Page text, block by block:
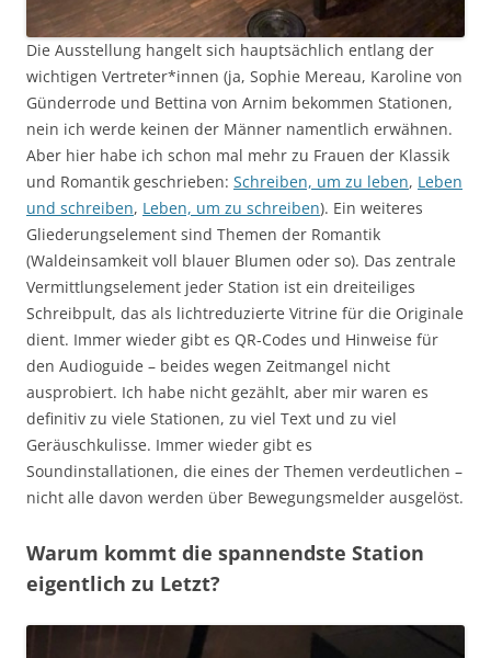
Die Ausstellung hangelt sich hauptsächlich entlang der
wichtigen Vertreter*innen (ja, Sophie Mereau, Karoline von
Günderrode und Bettina von Arnim bekommen Stationen,
nein ich werde keinen der Männer namentlich erwähnen.
Aber hier habe ich schon mal mehr zu Frauen der Klassik
und Romantik geschrieben: Schreiben, um zu leben, Leben
und schreiben, Leben, um zu schreiben). Ein weiteres
Gliederungselement sind Themen der Romantik
(Waldeinsamkeit voll blauer Blumen oder so). Das zentrale
Vermittlungselement jeder Station ist ein dreiteiliges
Schreibpult, das als lichtreduzierte Vitrine für die Originale
dient. Immer wieder gibt es QR-Codes und Hinweise für
den Audioguide – beides wegen Zeitmangel nicht
ausprobiert. Ich habe nicht gezählt, aber mir waren es
definitiv zu viele Stationen, zu viel Text und zu viel
Geräuschkulisse. Immer wieder gibt es
Soundinstallationen, die eines der Themen verdeutlichen –
nicht alle davon werden über Bewegungsmelder ausgelöst.
Warum kommt die spannendste Station
eigentlich zu Letzt?